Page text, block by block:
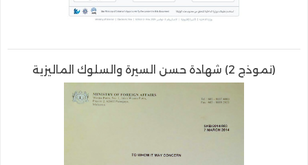
(نموذج 2) شهادة حسن السيرة والسلوك الماليزية